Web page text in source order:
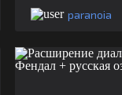
paranoia